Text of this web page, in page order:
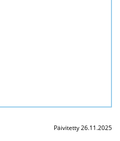
Päivitetty 26.11.2025